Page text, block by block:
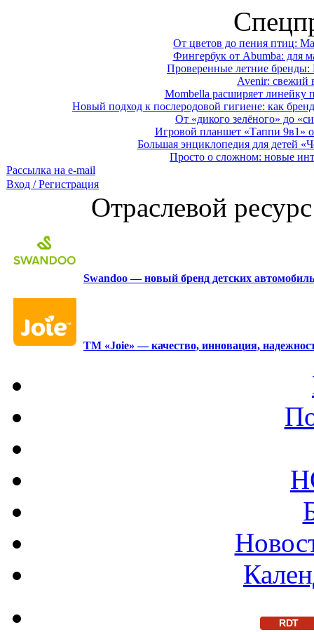
От цветов до пения птиц:
Фингербук от Abumba: для
Проверенные летние
Avenir: свежий
Mombella расширяет линейку
Новый подход к послеродовой гигиене: как
От «дикого зелёного» до
Игровой планшет «Таппи 9в1»
Большая энциклопедия для детей
Просто о сложном: новые
Рассылка на e-mail
Вход / Регистрация
Отраслевой
Swandoo — новый бренд детских
ТМ «Joie» — качество, инновация,
RDT